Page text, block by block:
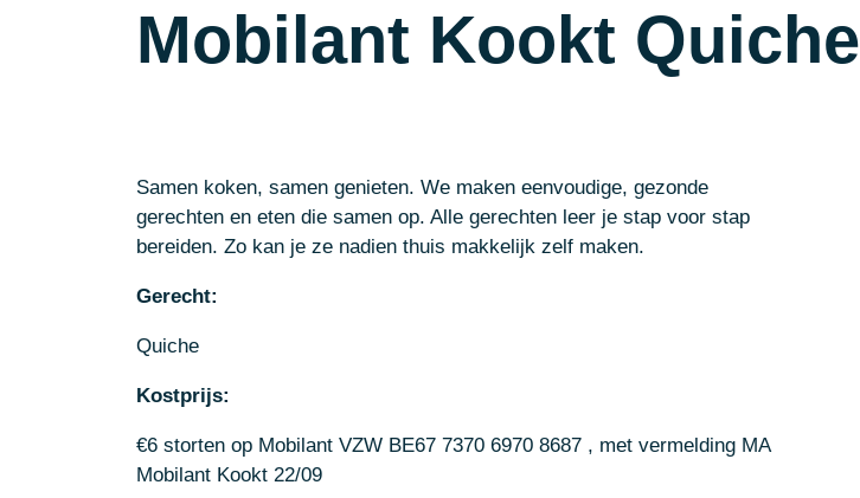
Mobilant Kookt Quiche
Samen koken, samen genieten. We maken eenvoudige, gezonde
gerechten en eten die samen op. Alle gerechten leer je stap voor stap
bereiden. Zo kan je ze nadien thuis makkelijk zelf maken.
Gerecht:
Quiche
Kostprijs:
€6 storten op Mobilant VZW BE67 7370 6970 8687 , met vermelding MA
Mobilant Kookt 22/09